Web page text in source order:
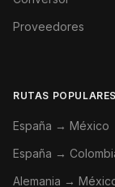
Proveedores
RUTAS POPULARES
España → México
España →
Alemania →